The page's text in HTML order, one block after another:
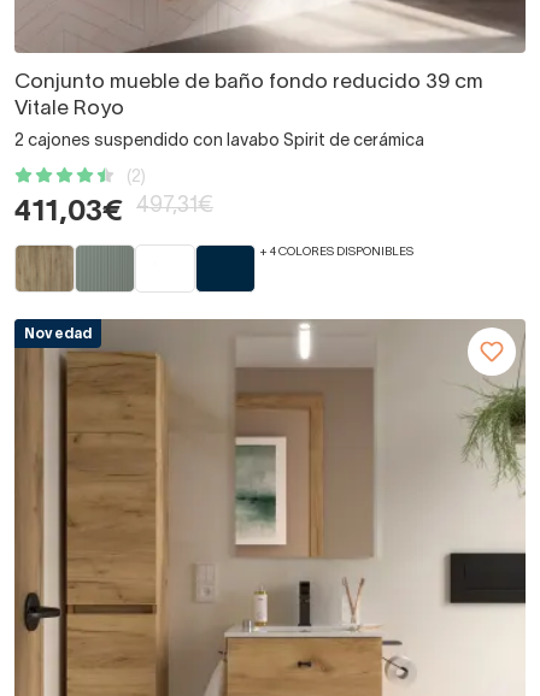
Conjunto mueble de baño fondo reducido 39 cm
Vitale Royo
2 cajones suspendido con lavabo Spirit de cerámica
(2)
411,03€ 497,31€
+ 4 COLORES DISPONIBLES
Novedad